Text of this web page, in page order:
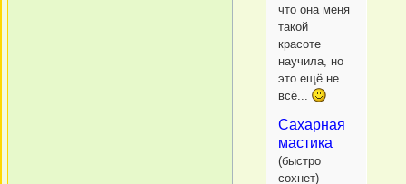
что она меня
такой
красоте
научила, но
это ещё не
всё...
Сахарная
мастика
(быстро
сохнет)